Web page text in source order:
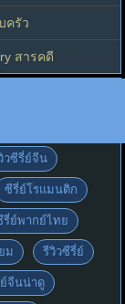
ครัว
สารคดี
วซีรี่ย์จีน
ซีรี่ย์โรแมนติก
รี่ย์พากย์ไทย
ม รีวิวซีรี่ย์
จีนน่าดู